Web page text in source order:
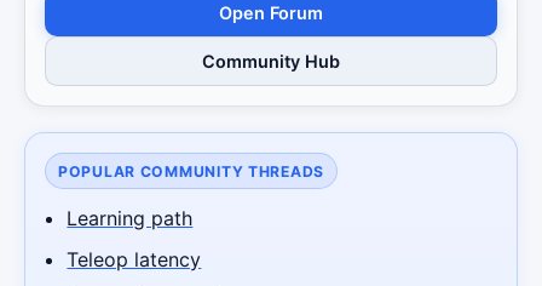
Open Forum
Community Hub
POPULAR COMMUNITY THREADS
Learning path
Teleop latency